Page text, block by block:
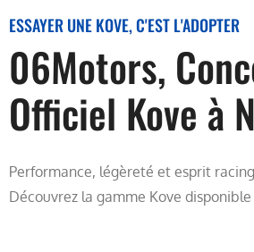
ESSAYER UNE KOVE, C'EST L'ADOPTER
06Motors,
Officiel Kove à
Performance, légèreté et esprit
Découvrez la gamme Kove